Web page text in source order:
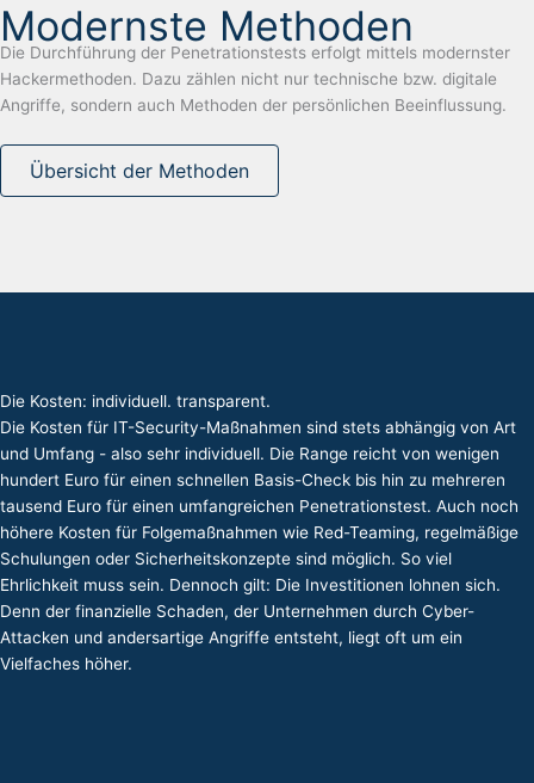
Modernste Methoden
Die Durchführung der Penetrationstests erfolgt mittels modernster
Hackermethoden. Dazu zählen nicht nur technische bzw. digitale
Angriffe, sondern auch Methoden der persönlichen Beeinflussung.
Übersicht der Methoden
Die Kosten: individuell. transparent.
Die Kosten für IT-Security-Maßnahmen sind stets abhängig von Art
und Umfang - also sehr individuell. Die Range reicht von wenigen
hundert Euro für einen schnellen Basis-Check bis hin zu mehreren
tausend Euro für einen umfangreichen Penetrationstest. Auch noch
höhere Kosten für Folgemaßnahmen wie Red-Teaming, regelmäßige
Schulungen oder Sicherheitskonzepte sind möglich. So viel
Ehrlichkeit muss sein. Dennoch gilt: Die Investitionen lohnen sich.
Denn der finanzielle Schaden, der Unternehmen durch Cyber-
Attacken und andersartige Angriffe entsteht, liegt oft um ein
Vielfaches höher.